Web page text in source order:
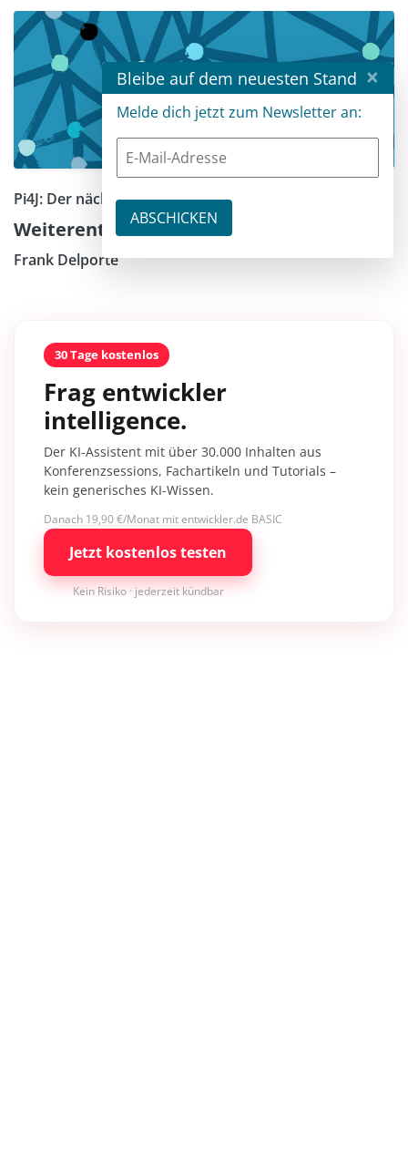
Pi4J: Der nächste Schritt
Weiterentwicklungen in Pi4J
Frank Delporte
30 Tage kostenlos
Frag entwickler
intelligence.
Der KI-Assistent mit über 30.000 Inhalten aus
Konferenzsessions, Fachartikeln und Tutorials –
kein generisches KI-Wissen.
Danach 19,90 €/Monat mit entwickler.de BASIC
Jetzt kostenlos testen
Kein Risiko · jederzeit kündbar
Bleibe auf dem neuesten Stand ×
Melde dich jetzt zum Newsletter an: